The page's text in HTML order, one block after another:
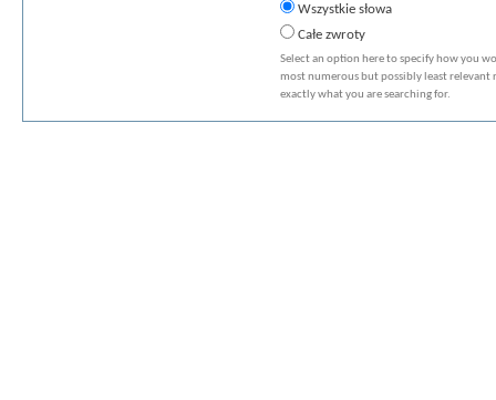
Wszystkie słowa
Całe zwroty
Select an option here to specify how you
most numerous but possibly least
exactly what you are searching for.